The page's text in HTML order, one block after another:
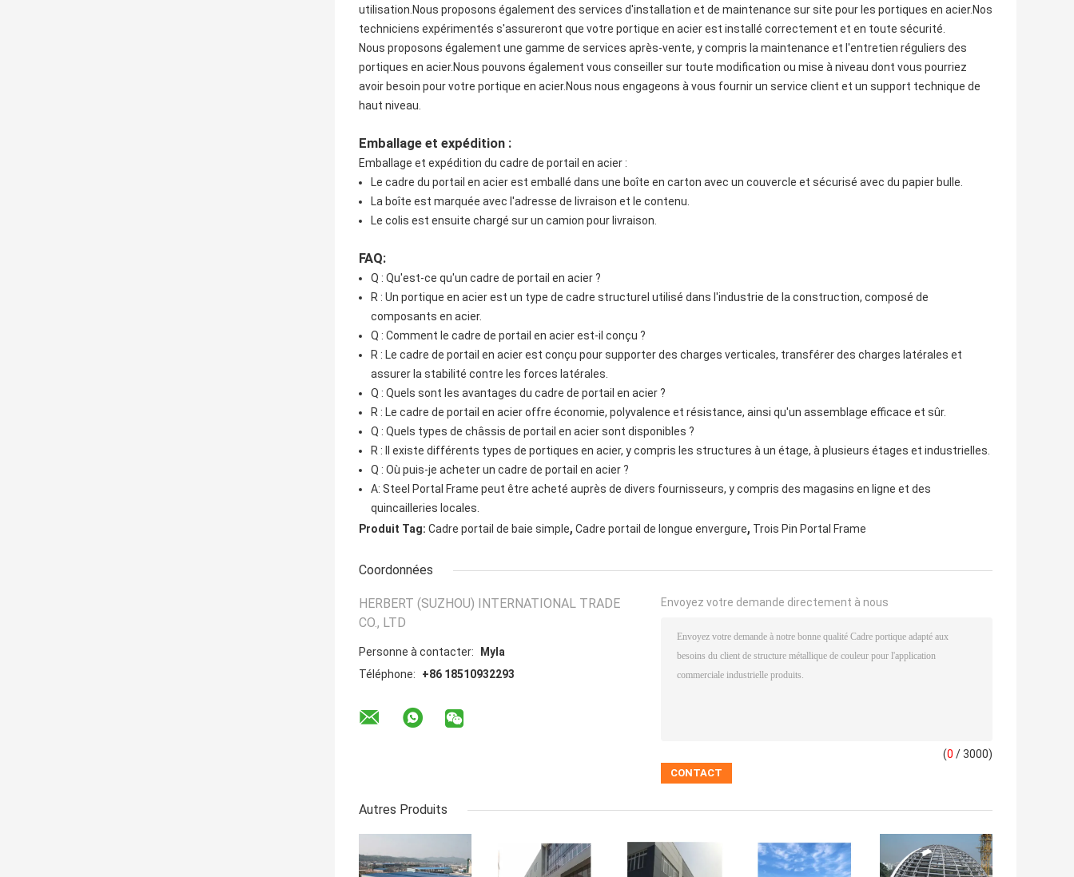
utilisation.Nous proposons également des services d'installation et de maintenance sur site pour les portiques en acier.Nos
techniciens expérimentés s'assureront que votre portique en acier est installé correctement et en toute sécurité.
Nous proposons également une gamme de services après-vente, y compris la maintenance et l'entretien réguliers des
portiques en acier.Nous pouvons également vous conseiller sur toute modification ou mise à niveau dont vous pourriez
avoir besoin pour votre portique en acier.Nous nous engageons à vous fournir un service client et un support technique de
haut niveau.
Emballage et expédition :
Emballage et expédition du cadre de portail en acier :
Le cadre du portail en acier est emballé dans une boîte en carton avec un couvercle et sécurisé avec du papier bulle.
La boîte est marquée avec l'adresse de livraison et le contenu.
Le colis est ensuite chargé sur un camion pour livraison.
FAQ:
Q : Qu'est-ce qu'un cadre de portail en acier ?
R : Un portique en acier est un type de cadre structurel utilisé dans l'industrie de la construction, composé de
composants en acier.
Q : Comment le cadre de portail en acier est-il conçu ?
R : Le cadre de portail en acier est conçu pour supporter des charges verticales, transférer des charges latérales et
assurer la stabilité contre les forces latérales.
Q : Quels sont les avantages du cadre de portail en acier ?
R : Le cadre de portail en acier offre économie, polyvalence et résistance, ainsi qu'un assemblage efficace et sûr.
Q : Quels types de châssis de portail en acier sont disponibles ?
R : Il existe différents types de portiques en acier, y compris les structures à un étage, à plusieurs étages et industrielles.
Q : Où puis-je acheter un cadre de portail en acier ?
A: Steel Portal Frame peut être acheté auprès de divers fournisseurs, y compris des magasins en ligne et des
quincailleries locales.
Produit Tag: Cadre portail de baie simple, Cadre portail de longue envergure, Trois Pin Portal Frame
Coordonnées
HERBERT (SUZHOU) INTERNATIONAL TRADE
CO., LTD
Personne à contacter:
Myla
Téléphone:
+86 18510932293
Envoyez votre demande directement à nous
(0 / 3000)
Autres Produits